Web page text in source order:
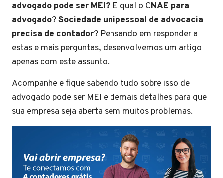
advogado pode ser MEI? E qual o CNAE para
advogado?Sociedade unipessoal de advocacia
precisa de contador? Pensando em responder a
estas e mais perguntas, desenvolvemos um artigo
apenas com este assunto.
Acompanhe e fique sabendo tudo sobre isso de
advogado pode ser MEI e demais detalhes para que
sua empresa seja aberta sem muitos problemas.